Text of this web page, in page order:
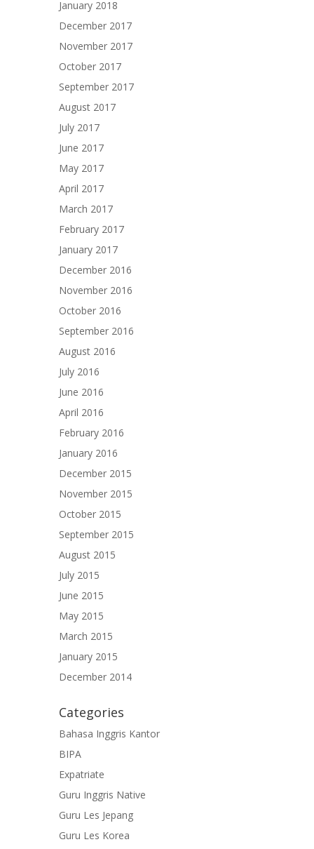
January 2018
December 2017
November 2017
October 2017
September 2017
August 2017
July 2017
June 2017
May 2017
April 2017
March 2017
February 2017
January 2017
December 2016
November 2016
October 2016
September 2016
August 2016
July 2016
June 2016
April 2016
February 2016
January 2016
December 2015
November 2015
October 2015
September 2015
August 2015
July 2015
June 2015
May 2015
March 2015
January 2015
December 2014
Categories
Bahasa Inggris Kantor
BIPA
Expatriate
Guru Inggris Native
Guru Les Jepang
Guru Les Korea